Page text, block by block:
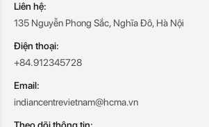
Liên hệ:
135 Nguyễn Phong Sắc, Nghĩa Đô, Hà Nội
Điện thoại:
+84.912345728
Email:
indiancentrevietnam@hcma.vn